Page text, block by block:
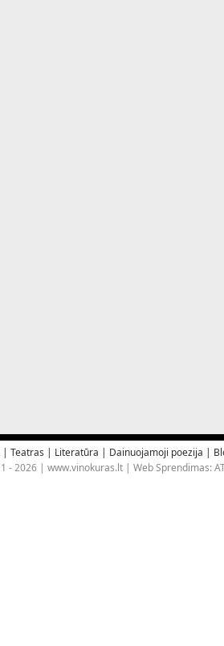
| Teatras | Literatūra | Dainuojamoji poezija |
- 2026 | www.vinokuras.lt | Web Sprendimas: